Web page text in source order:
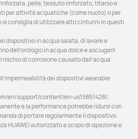
pelle, tessuto rinforzato, titanio e
per attività acquatiche (come nuoto) o per
si consiglia di utilizzare altri cinturini in questi
dispositivo in acqua salata, di lavare e
dell’orologio in acqua dolce e asciugarli
di corrosione causato dall’acqua
dei dispositivi wearable
en/support/content/en-us15851428/.
e la performance potrebbe ridursi con
di portare regolarmente il dispositivo
HUAWEI autorizzato a scopo di ispezione e